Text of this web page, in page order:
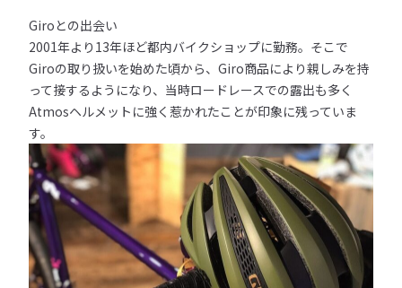
Giroとの出会い
2001年より13年ほど都内バイクショップに勤務。そこで
Giroの取り扱いを始めた頃から、Giro商品により親しみを持
って接するようになり、当時ロードレースでの露出も多く
Atmosヘルメットに強く惹かれたことが印象に残っていま
す。